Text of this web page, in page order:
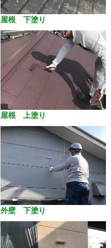
屋根 下塗り
屋根 上塗り
外壁 下塗り